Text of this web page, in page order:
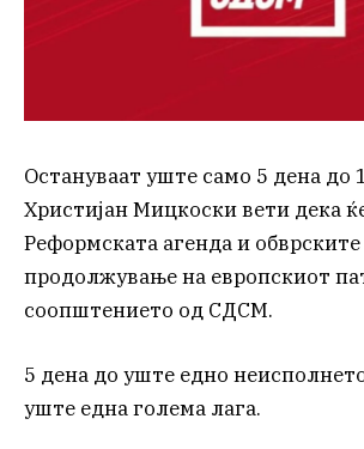
Остануваат уште само 5 дена до
Христијан Мицкоски вети дека
Реформската агенда и обврските
продолжување на европскиот
соопштението од СДСМ.
5 дена до уште едно
уште една голема лага.